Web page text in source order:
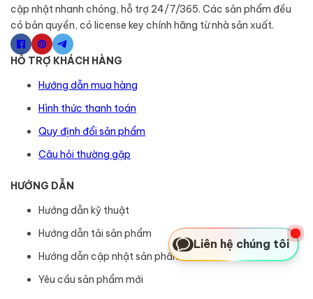
cập nhật nhanh chóng, hỗ trợ 24/7/365. Các sản phẩm đều
có bản quyền, có license key chính hãng từ nhà sản xuất.
HỖ TRỢ KHÁCH HÀNG
Hướng dẫn mua hàng
Hình thức thanh toán
Quy định đổi sản phẩm
Câu hỏi thường gặp
HƯỚNG DẪN
Hướng dẫn kỹ thuật
Hướng dẫn tải sản phẩm
Hướng dẫn cập nhật sản phẩm
Yêu cầu sản phẩm mới
Liên hệ chúng tôi